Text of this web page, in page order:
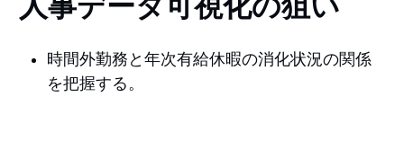
時間外勤務と年次有給休暇の消化状況の関係
を把握する。